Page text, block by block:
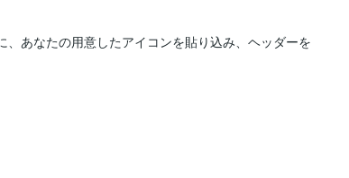
あなたの用意したアイコンを貼り込み、ヘッダーを